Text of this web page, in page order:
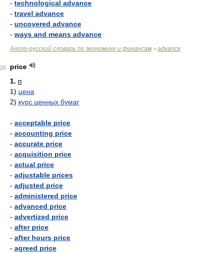
- technological advance
- travel advance
- uncovered advance
- ways and means advance
Англо-русский словарь по экономике и финансам > advance
20
price
1. n
1) цена
2) курс ценных бумаг
- acceptable price
- accounting price
- accurate price
- acquisition price
- actual price
- adjustable prices
- adjusted price
- administered price
- advanced price
- advertized price
- after price
- after hours price
- agreed price